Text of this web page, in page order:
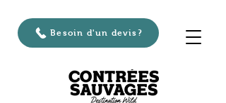
Besoin d'un devis?